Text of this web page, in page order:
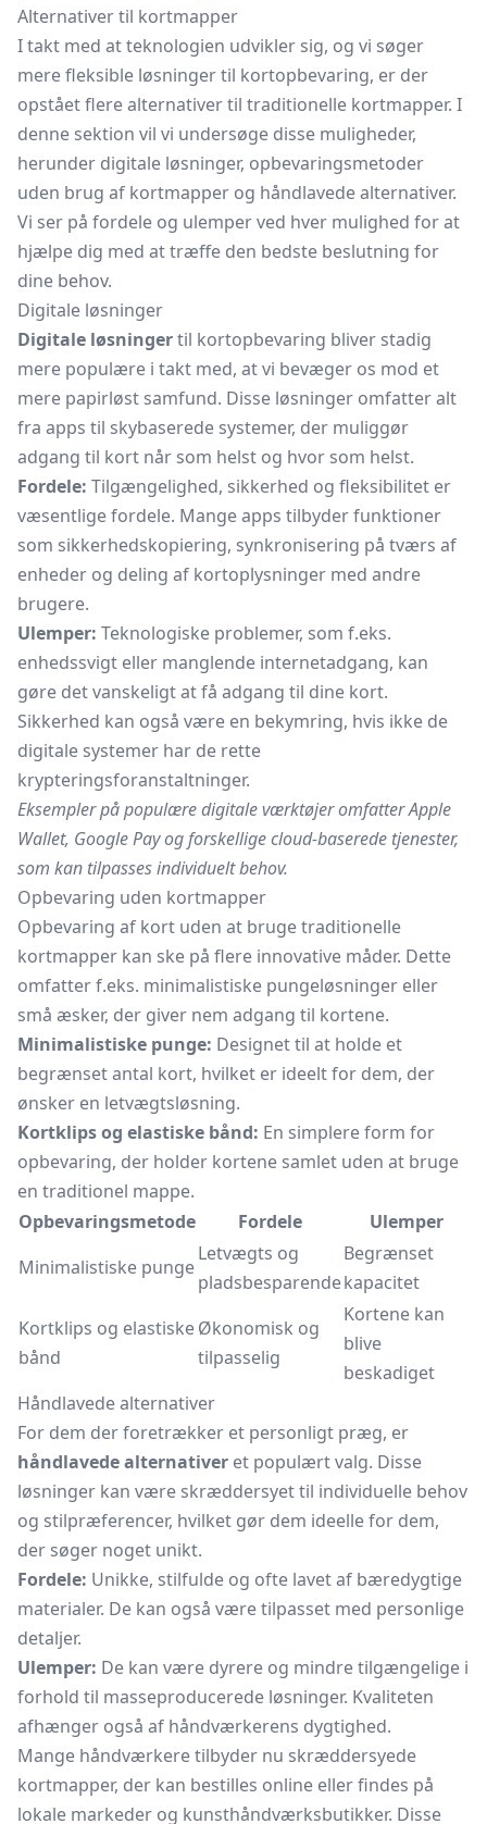
Alternativer til kortmapper
I takt med at teknologien udvikler sig, og vi søger
mere fleksible løsninger til kortopbevaring, er der
opstået flere alternativer til traditionelle kortmapper. I
denne sektion vil vi undersøge disse muligheder,
herunder digitale løsninger, opbevaringsmetoder
uden brug af kortmapper og håndlavede alternativer.
Vi ser på fordele og ulemper ved hver mulighed for at
hjælpe dig med at træffe den bedste beslutning for
dine behov.
Digitale løsninger
Digitale løsningertil kortopbevaring bliver stadig
mere populære i takt med, at vi bevæger os mod et
mere papirløst samfund. Disse løsninger omfatter alt
fra apps til skybaserede systemer, der muliggør
adgang til kort når som helst og hvor som helst.
Fordele: Tilgængelighed, sikkerhed og fleksibilitet er
væsentlige fordele. Mange apps tilbyder funktioner
som sikkerhedskopiering, synkronisering på tværs af
enheder og deling af kortoplysninger med andre
brugere.
Ulemper: Teknologiske problemer, som f.eks.
enhedssvigt eller manglende internetadgang, kan
gøre det vanskeligt at få adgang til dine kort.
Sikkerhed kan også være en bekymring, hvis ikke de
digitale systemer har de rette
krypteringsforanstaltninger.
Eksempler på populære digitale værktøjer omfatter Apple
Wallet, Google Pay og forskellige cloud-baserede tjenester,
som kan tilpasses individuelt behov.
Opbevaring uden kortmapper
Opbevaring af kort uden at bruge traditionelle
kortmapper kan ske på flere innovative måder. Dette
omfatter f.eks. minimalistiske pungeløsninger eller
små æsker, der giver nem adgang til kortene.
Minimalistiske punge: Designet til at holde et
begrænset antal kort, hvilket er ideelt for dem, der
ønsker en letvægtsløsning.
Kortklips og elastiske bånd: En simplere form for
opbevaring, der holder kortene samlet uden at bruge
en traditionel mappe.
Opbevaringsmetode
Fordele
Ulemper
Minimalistiske punge
Letvægts og
pladsbesparende
Begrænset
kapacitet
Kortklips og elastiske
bånd
Økonomisk og
tilpasselig
Kortene kan
blive
beskadiget
Håndlavede alternativer
For dem der foretrækker et personligt præg, er
håndlavede alternativer et populært valg. Disse
løsninger kan være skræddersyet til individuelle behov
og stilpræferencer, hvilket gør dem ideelle for dem,
der søger noget unikt.
Fordele: Unikke, stilfulde og ofte lavet af bæredygtige
materialer. De kan også være tilpasset med personlige
detaljer.
Ulemper: De kan være dyrere og mindre tilgængelige i
forhold til masseproducerede løsninger. Kvaliteten
afhænger også af håndværkerens dygtighed.
Mange håndværkere tilbyder nu skræddersyede
kortmapper, der kan bestilles online eller findes på
lokale markeder og kunsthåndværksbutikker. Disse